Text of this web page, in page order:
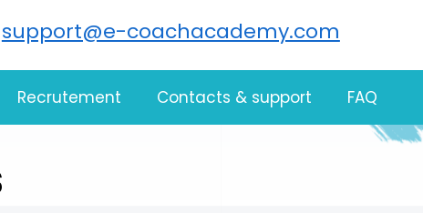
support@e-coachacademy.com
Recrutement Contacts & support FAQ